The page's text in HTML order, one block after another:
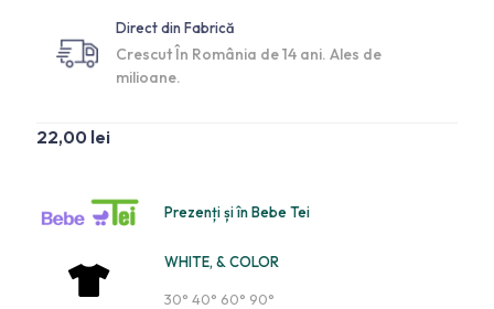
Direct din Fabrică
Crescut În România de 14 ani. Ales de
milioane.
22,00 lei
Prezenți și în Bebe Tei
WHITE, & COLOR
30° 40° 60° 90°